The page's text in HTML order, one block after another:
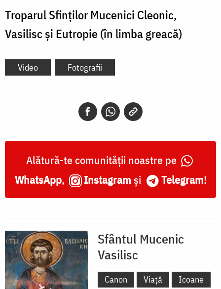
Troparul Sfinților Mucenici Cleonic,
Vasilisc și Eutropie (în limba greacă)
Video Fotografii
Alătură-te comunității noastre pe
WhatsApp, Instagram și Telegram!
Sfântul Mucenic
Vasilisc
Canon Viață
Icoane